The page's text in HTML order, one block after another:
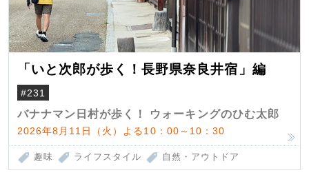
「いと次郎が歩く！長野県奈良井宿」編
#231
バナナマン日村が歩く！ ウォーキングのひむ太郎
2026年8月11日（火）よる10：00～10：30
趣味 ライフスタイル 自然・アウトドア